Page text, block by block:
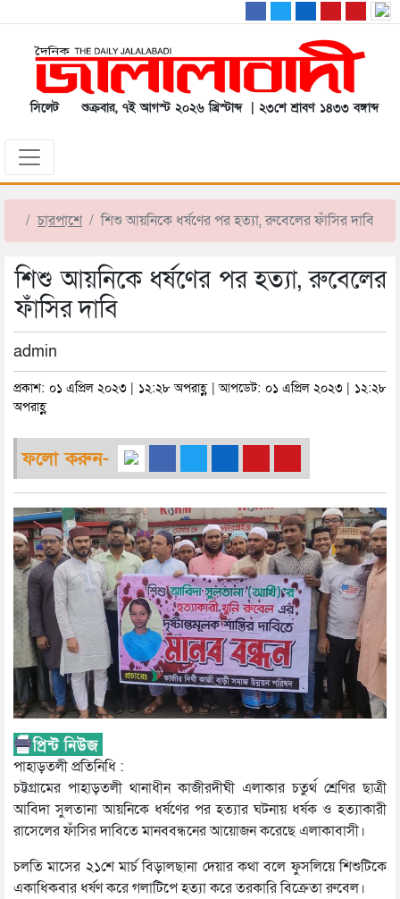
সিলেট শুক্রবার, ৭ই আগস্ট ২০২৬ খ্রিস্টাব্দ | ২৩শে শ্রাবণ ১৪৩৩ বঙ্গাব্দ
চারপাশে শিশু আয়নিকে ধর্ষণের পর হত্যা, রুবেলের ফাঁসির দাবি
শিশু আয়নিকে ধর্ষণের পর হত্যা, রুবেলের
ফাঁসির দাবি
admin
প্রকাশ: ০১ এপ্রিল ২০২৩ | ১২:২৮ অপরাহ্ণ | আপডেট: ০১ এপ্রিল ২০২৩ | ১২:২৮
অপরাহ্ণ
ফলো করুন-
পাহাড়তলী প্রতিনিধি :
চট্টগ্রামের পাহাড়তলী থানাধীন কাজীরদীঘী এলাকার চতুর্থ শ্রেণির ছাত্রী
আবিদা সুলতানা আয়নিকে ধর্ষণের পর হত্যার ঘটনায় ধর্ষক ও হত্যাকারী
রাসেলের ফাঁসির দাবিতে মানববন্ধনের আয়োজন করেছে এলাকাবাসী।
চলতি মাসের ২১শে মার্চ বিড়ালছানা দেয়ার কথা বলে ফুসলিয়ে শিশুটিকে
একাধিকবার ধর্ষণ করে গলাটিপে হত্যা করে তরকারি বিক্রেতা রুবেল।